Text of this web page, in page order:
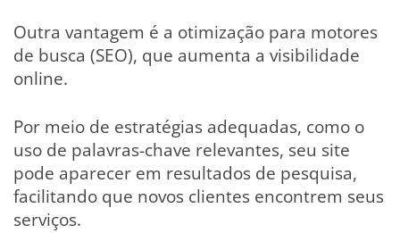
Outra vantagem é a otimização para motores
de busca (SEO), que aumenta a visibilidade
online.
Por meio de estratégias adequadas, como o
uso de palavras-chave relevantes, seu site
pode aparecer em resultados de pesquisa,
facilitando que novos clientes encontrem seus
serviços.